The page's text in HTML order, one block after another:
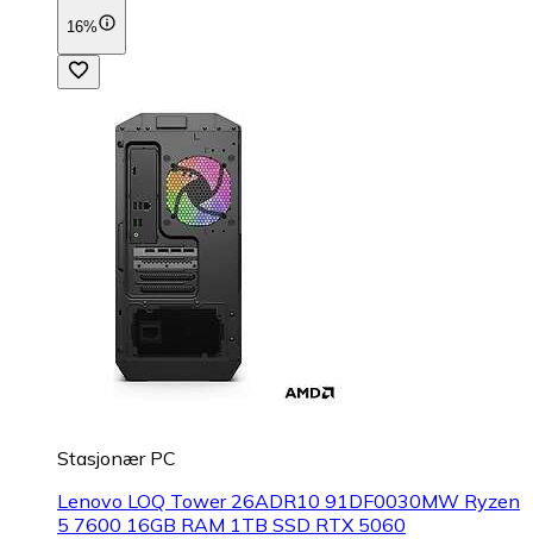
16%
Stasjonær PC
Lenovo LOQ Tower 26ADR10 91DF0030MW Ryzen
5 7600 16GB RAM 1TB SSD RTX 5060